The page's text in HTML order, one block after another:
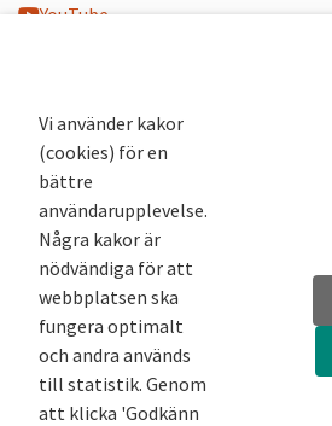
YouTube
Nyhetsbrev
Andra webbplatser
Arkivsök
Fornsök
Fornreg
Bebyggelseregistret
Runor
Kringla
Vi använder kakor
(cookies) för en
bättre
användarupplevelse.
Några kakor är
nödvändiga för att
webbplatsen ska
fungera optimalt
och andra används
till statistik. Genom
att klicka 'Godkänn